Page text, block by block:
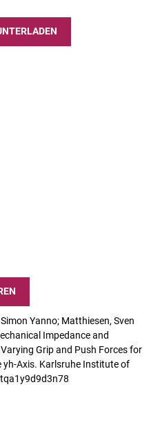
Yanno; Matthiesen, Sven
Impedance and
Grip and Push Forces for
Axis. Karlsruhe Institute of